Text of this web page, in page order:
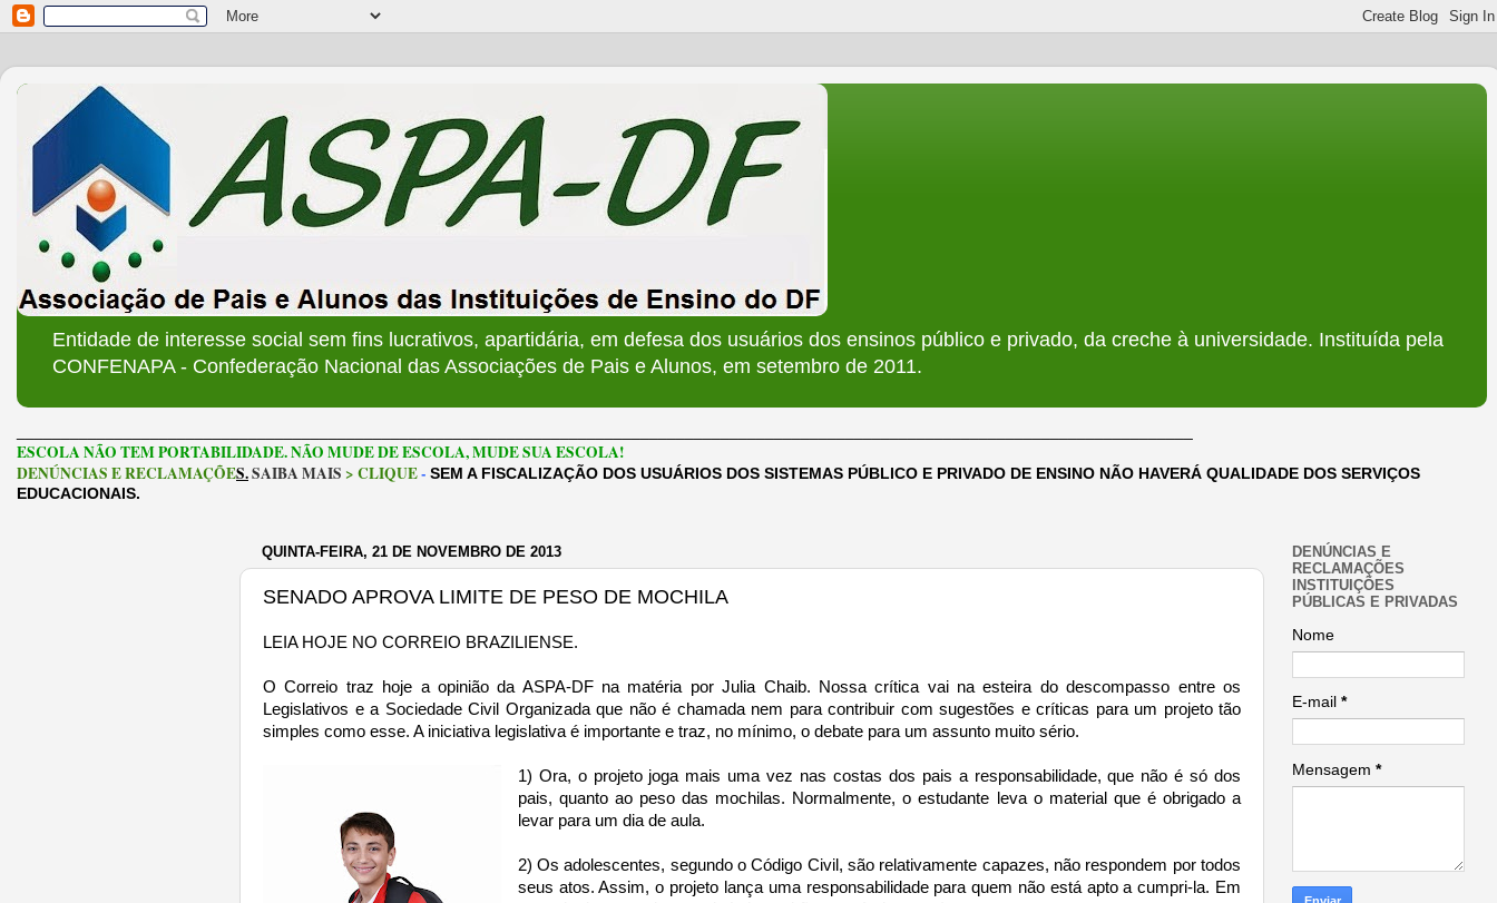
Entidade de interesse social sem fins lucrativos, apartidária, em defesa dos usuários dos ensinos público e privado, da creche à universidade. Instituída pela
CONFENAPA - Confederação Nacional das Associações de Pais e Alunos, em setembro de 2011.
ESCOLA NÃO TEM PORTABILIDADE. NÃO MUDE DE ESCOLA, MUDE SUA ESCOLA!
DENÚNCIAS E RECLAMAÇÕES.SAIBA MAIS > CLIQUE- SEM A FISCALIZAÇÃO DOS USUÁRIOS DOS SISTEMAS PÚBLICO E PRIVADO DE ENSINO NÃO HAVERÁ QUALIDADE DOS SERVIÇOS
EDUCACIONAIS.
QUINTA-FEIRA, 21 DE NOVEMBRO DE 2013
SENADO APROVA LIMITE DE PESO DE MOCHILA
LEIA HOJE NO CORREIO BRAZILIENSE.
O Correio traz hoje a opinião da ASPA-DF na matéria por Julia Chaib. Nossa crítica vai na esteira do descompasso entre os
Legislativos e a Sociedade Civil Organizada que não é chamada nem para contribuir com sugestões e críticas para um projeto tão
simples como esse. A iniciativa legislativa é importante e traz, no mínimo, o debate para um assunto muito sério.
1) Ora, o projeto joga mais uma vez nas costas dos pais a responsabilidade, que não é só dos
pais, quanto ao peso das mochilas. Normalmente, o estudante leva o material que é obrigado a
levar para um dia de aula.
2) Os adolescentes, segundo o Código Civil, são relativamente capazes, não respondem por todos
seus atos. Assim, o projeto lança uma responsabilidade para quem não está apto a cumpri-la. Em
DENÚNCIAS E
RECLAMAÇÕES
INSTITUIÇÕES
PÚBLICAS E PRIVADAS
Nome
E-mail *
Mensagem *